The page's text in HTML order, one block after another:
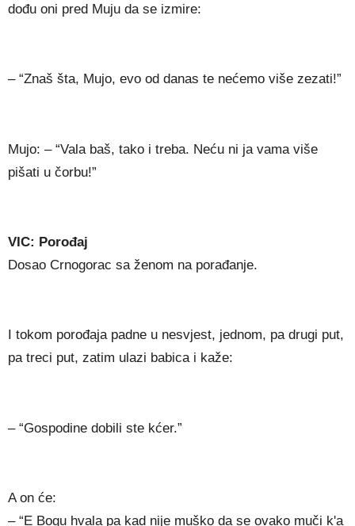
dođu oni pred Muju da se izmire:
– “Znaš šta, Mujo, evo od danas te nećemo više zezati!”
Mujo: – “Vala baš, tako i treba. Neću ni ja vama više
pišati u čorbu!”
VIC: Porođaj
Dosao Crnogorac sa ženom na porađanje.
I tokom porođaja padne u nesvjest, jednom, pa drugi put,
pa treci put, zatim ulazi babica i kaže:
– “Gospodine dobili ste kćer.”
A on će:
– “E Bogu hvala pa kad nije muško da se ovako muči k'a